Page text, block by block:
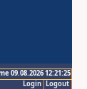
09.08.2026 12:21:25
Logout
Login